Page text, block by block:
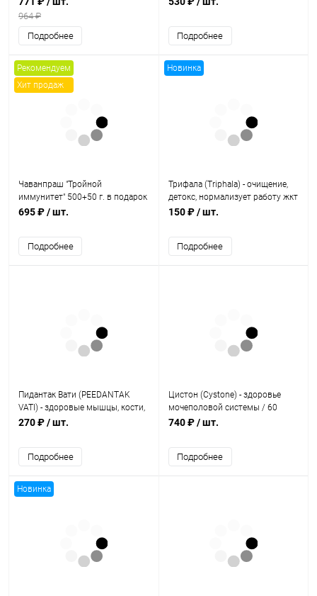
табл, Kottakkal
964 ₽
Подробнее
Подробнее
Рекомендуем
Хит продаж
Чаванпраш "Тройной
иммунитет" 500+50 г. в подарок
/ Dabur
695 ₽/ шт.
Подробнее
Новинка
Трифала (Triphala) - очищение,
детокс, нормализует работу жкт
/ 30 табл., Zandu
150 ₽/ шт.
Подробнее
Пидантак Вати (PEEDANTAK
VATI) - здоровые мышцы, кости,
суставы / 40 табл., PATANJALI
270 ₽/ шт.
Подробнее
Цистон (Cystone) - здоровье
мочеполовой системы / 60
табл., Himalaya
740 ₽/ шт.
Подробнее
Новинка